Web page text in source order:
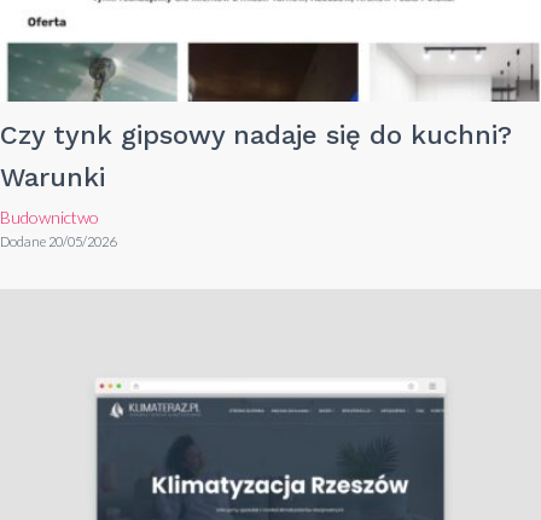
Czy tynk gipsowy nadaje się do kuchni?
Warunki
Budownictwo
Dodane 20/05/2026